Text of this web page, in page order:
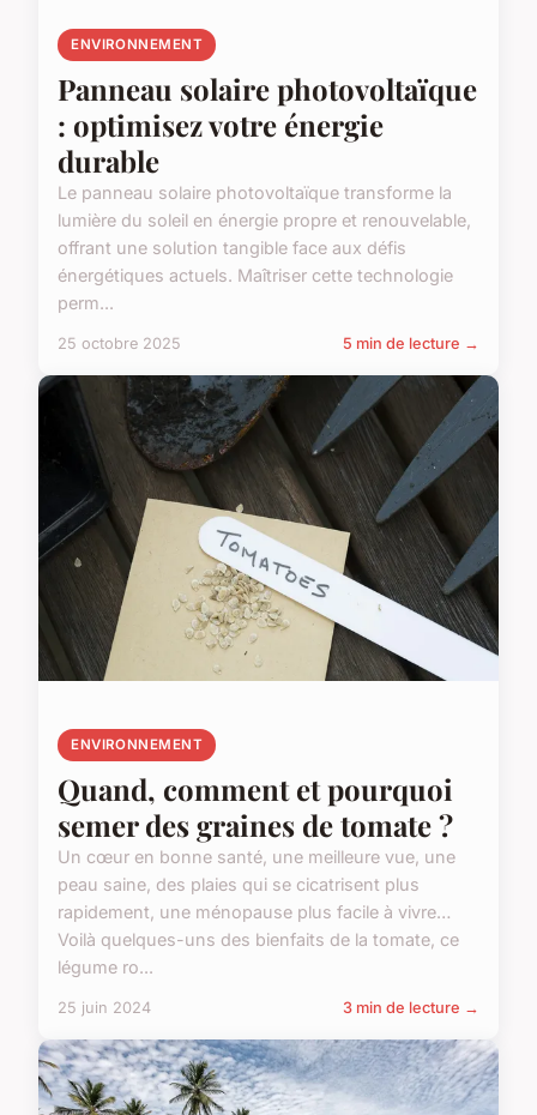
ENVIRONNEMENT
Panneau solaire photovoltaïque
: optimisez votre énergie
durable
Le panneau solaire photovoltaïque transforme la
lumière du soleil en énergie propre et renouvelable,
offrant une solution tangible face aux défis
énergétiques actuels. Maîtriser cette technologie
perm...
25 octobre 2025 5 min de lecture →
ENVIRONNEMENT
Quand, comment et pourquoi
semer des graines de tomate ?
Un cœur en bonne santé, une meilleure vue, une
peau saine, des plaies qui se cicatrisent plus
rapidement, une ménopause plus facile à vivre…
Voilà quelques-uns des bienfaits de la tomate, ce
légume ro...
25 juin 2024 3 min de lecture →